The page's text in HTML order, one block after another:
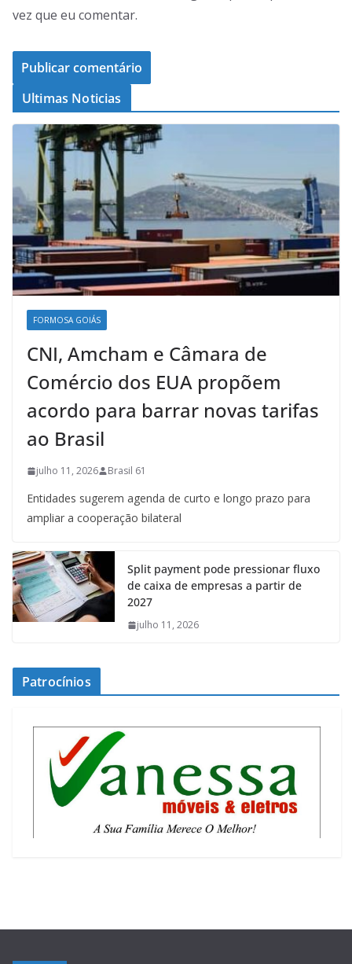
vez que eu comentar.
Ultimas Noticias
FORMOSA GOIÁS
CNI, Amcham e Câmara de
Comércio dos EUA propõem
acordo para barrar novas tarifas
ao Brasil
julho 11, 2026 Brasil 61
Entidades sugerem agenda de curto e longo prazo para
ampliar a cooperação bilateral
Split payment pode pressionar fluxo
de caixa de empresas a partir de
2027
julho 11, 2026
Patrocínios